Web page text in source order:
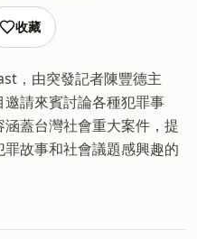
收藏
，由突發記者陳豐德主
請來賓討論各種犯罪事
蓋台灣社會重大案件，提
故事和社會議題感興趣的